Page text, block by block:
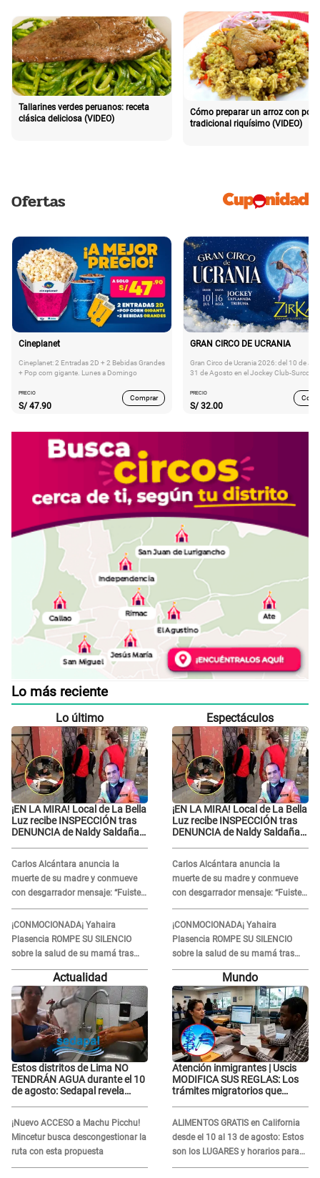
Tallarines verdes peruanos: receta
clásica deliciosa (VIDEO)
Cómo preparar un arroz con pollo
tradicional riquísimo (VIDEO)
Ofertas
Cineplanet
Cineplanet: 2 Entradas 2D + 2 Bebidas Grandes
+ Pop corn gigante. Lunes a Domingo
PRECIO
S/ 47.90
Comprar
GRAN CIRCO DE UCRANIA
Gran Circo de Ucrania 2026: del 10 de
31 de Agosto en el Jockey Club-Surco
PRECIO
S/ 32.00
Lo más reciente
Lo último
¡EN LA MIRA! Local de La Bella
Luz recibe INSPECCIÓN tras
DENUNCIA de Naldy Saldaña
Carlos Alcántara anuncia la
muerte de su madre y conmueve
con desgarrador mensaje: “Fuiste
una gran mujer”
¡CONMOCIONADA¡ Yahaira
Plasencia ROMPE SU SILENCIO
sobre la salud de su mamá tras
APARECER en centro oncológico:
“La oración tiene poder”
Espectáculos
¡EN LA MIRA! Local de La Bella
Luz recibe INSPECCIÓN tras
DENUNCIA de Naldy Saldaña
Carlos Alcántara anuncia la
muerte de su madre y conmueve
con desgarrador mensaje: “Fuiste
una gran mujer”
¡CONMOCIONADA¡ Yahaira
Plasencia ROMPE SU SILENCIO
sobre la salud de su mamá tras
APARECER en centro oncológico:
“La oración tiene poder”
Actualidad
Estos distritos de Lima NO
TENDRÁN AGUA durante el 10
de agosto: Sedapal revela
¡Nuevo ACCESO a Machu Picchu!
Mincetur busca descongestionar la
ruta con esta propuesta
Mundo
Atención inmigrantes | Uscis
MODIFICA SUS REGLAS: Los
trámites migratorios que
ALIMENTOS GRATIS en California
desde el 10 al 13 de agosto: Estos
son los LUGARES y horarios para
recibir la ayuda